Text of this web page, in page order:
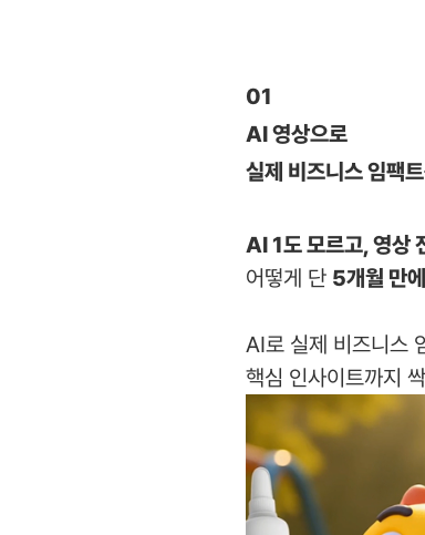
01
AI 영상으로
실제 비즈니스 임팩
AI 1도 모르고, 영상
어떻게 단 5개월 만
AI로 실제 비즈니스
핵심 인사이트까지